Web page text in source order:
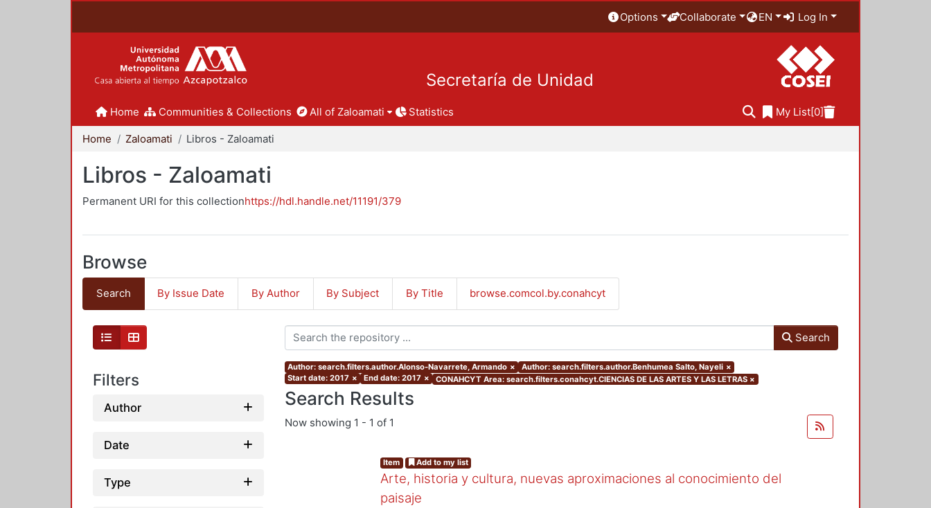
Options Collaborate EN Log In
Secretaría de Unidad
Home Communities & Collections All of Zaloamati Statistics My List[0]
Home Zaloamati Libros - Zaloamati
Libros - Zaloamati
Permanent URI for this collectionhttps://hdl.handle.net/11191/379
Browse
Search By Issue Date By Author By Subject By Title browse.comcol.by.conahcyt
Filters
Author
Date
Type
Search
Author: search.filters.author.Alonso-Navarrete, Armando × Author: search.filters.author.Benhumea Salto, Nayeli ×
Start date: 2017 × End date: 2017 × CONAHCYT Area: search.filters.conahcyt.CIENCIAS DE LAS ARTES Y LAS LETRAS ×
Search Results
Now showing 1 - 1 of 1
Item Add to my list
Arte, historia y cultura, nuevas aproximaciones al conocimiento del
paisaje